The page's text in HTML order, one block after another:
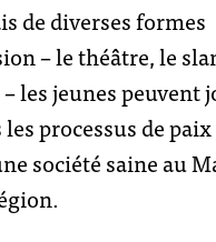
de diverses formes
– le théâtre, le
les jeunes peuvent
processus de
société saine au